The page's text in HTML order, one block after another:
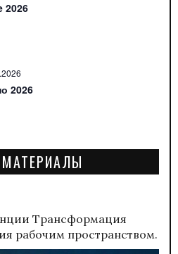
2026
Трансформация
рабочим пространством.